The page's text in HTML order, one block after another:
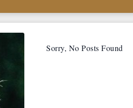
Sorry, No Posts Found